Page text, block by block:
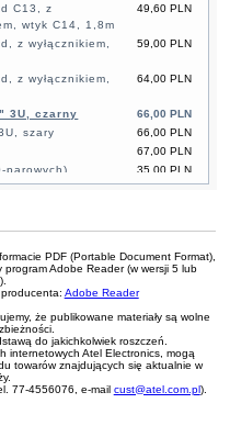
49,60 PLN
C13, z
wtyk C14, 1,8m
59,00 PLN
z wyłącznikiem,
64,00 PLN
z wyłącznikiem,
66,00 PLN
3U, czarny
66,00 PLN
szary
67,00 PLN
35,00 PLN
parowych)
61,20 PLN
parowych)
13,20 PLN
118,00 PLN
175,00 PLN
3,60 PLN
x 5m
3,60 PLN
x 5m
3,60 PLN
x 5m
21,30 PLN
Rack (TP-Link
PDF (Portable Document Format),
Adobe Reader (w wersji 5 lub
Adobe Reader
że publikowane materiały są wolne
do jakichkolwiek roszczeń.
internetowych Atel Electronics, mogą
towarów znajdujących się aktualnie w
77-4556076, e-mail cust@atel.com.pl).